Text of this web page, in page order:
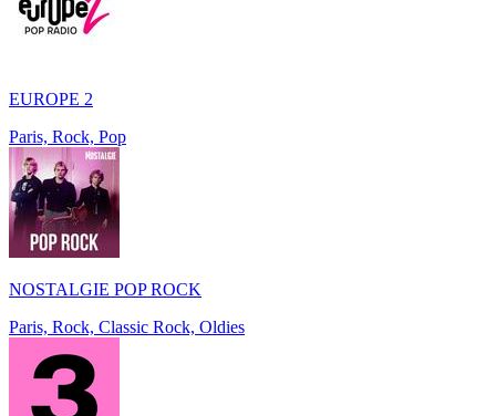
EUROPE 2
Paris, Rock, Pop
NOSTALGIE POP ROCK
Paris, Rock, Classic Rock, Oldies